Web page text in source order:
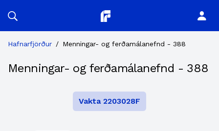
Planitor
Hafnarfjörður / Menningar- og ferðamálanefnd - 388
Menningar- og ferðamálanefnd - 388
Vakta 2203028F